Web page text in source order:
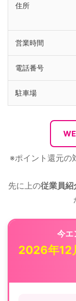
住所
営業時間
電話番号
駐車場
※ポイント還元の
先に上の従業員紹
今エ
2026年12